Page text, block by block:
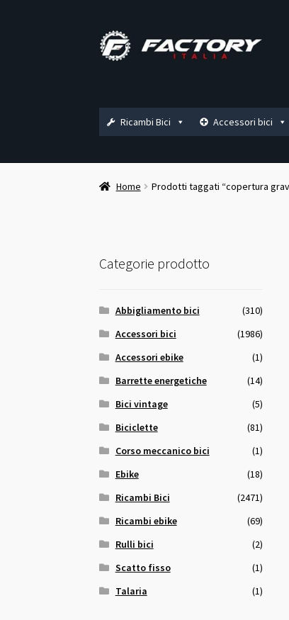
Vai
alla
Vai
al
Ricambi Bici Accessori bici
Home Prodotti taggati “copertura
Categorie prodotto
Abbigliamento bici
(310)
Accessori bici
(1986)
Accessori ebike
(1)
Barrette energetiche
(14)
Bici vintage
(5)
Biciclette
(81)
Corso meccanico bici
(1)
Ebike
(18)
Ricambi Bici
(2471)
Ricambi ebike
(69)
Rulli bici
(2)
Scatto fisso
(1)
Talaria
(1)